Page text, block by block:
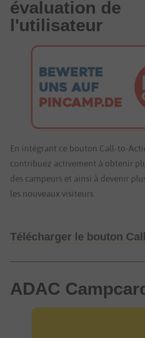
évaluation de
l'utilisateur
En intégrant ce bouton Call-to-
contribuez activement à obtenir
des campeurs et ainsi à devenir
les nouveaux visiteurs.
Télécharger le bouton
ADAC